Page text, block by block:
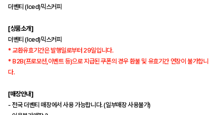
더벤티 (Iced)믹스커피
[상품소개]
더벤티 (Iced)믹스커피
* 교환유효기간은 발행일로부터 29일입니다.
* B2B(프로모션,이벤트 등)으로 지급된 쿠폰의 경우 환불 및 유효기간 연장이 불가합니
다.
[매장안내]
- 전국 더벤티 매장에서 사용 가능합니다. (일부매장 사용불가)